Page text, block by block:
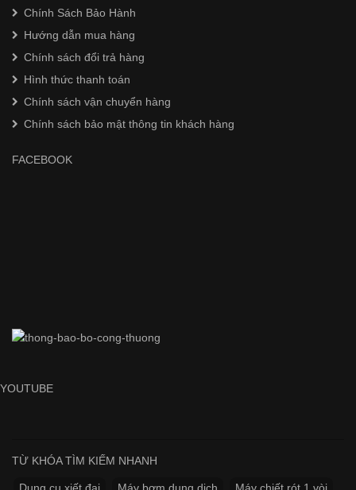
Chính Sách Bảo Hành
Hướng dẫn mua hàng
Chính sách đổi trả hàng
Hình thức thanh toán
Chính sách vận chuyển hàng
Chính sách bảo mật thông tin khách hàng
FACEBOOK
YOUTUBE
TỪ KHÓA TÌM KIẾM NHANH